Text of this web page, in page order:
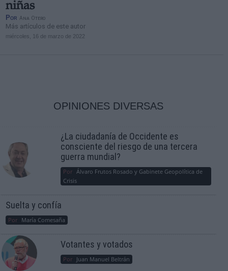
niñas
Por Ana Otero
Más artículos de este autor
miércoles, 16 de marzo de 2022
OPINIONES DIVERSAS
¿La ciudadanía de Occidente es
consciente del riesgo de una tercera
guerra mundial?
Por Álvaro Frutos Rosado y Gabinete Geopolítica de
Crisis
Suelta y confía
Por María Comesaña
Votantes y votados
Por Juan Manuel Beltrán